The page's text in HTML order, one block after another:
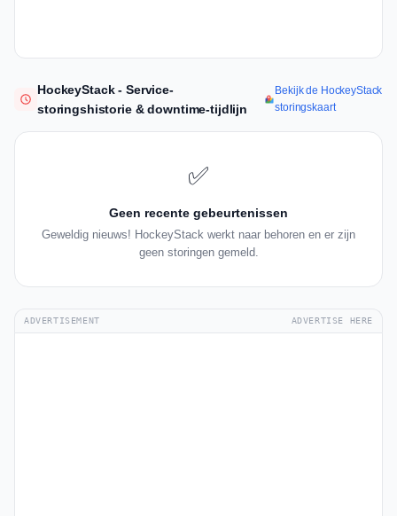
HockeyStack - Service-
storingshistorie & downtime-tijdlijn
Bekijk de HockeyStack
storingskaart
✅
Geen recente gebeurtenissen
Geweldig nieuws! HockeyStack werkt naar behoren en er zijn
geen storingen gemeld.
ADVERTISEMENT ADVERTISE HERE